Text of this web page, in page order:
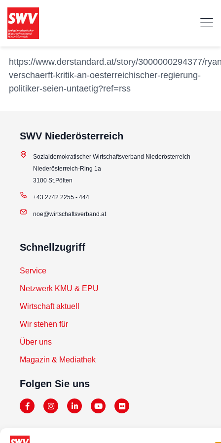
https://www.derstandard.at/story/3000000294377/
verschaerft-kritik-an-oesterreichischer-regierung-
politiker-seien-untaetig?ref=rss
SWV Niederösterreich
Sozialdemokratischer Wirtschaftsverband Niederösterreich
Niederösterreich-Ring 1a
3100 St.Pölten
+43 2742 2255 - 444
noe@wirtschaftsverband.at
Schnellzugriff
Service
Netzwerk KMU & EPU
Wirtschaft aktuell
Wir stehen für
Über uns
Magazin & Mediathek
Folgen Sie uns